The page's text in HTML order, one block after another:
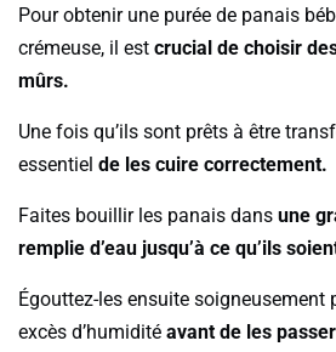
Pour obtenir une purée de panais
crémeuse, il est crucial de choisir
mûrs.
Une fois qu’ils sont prêts à être
essentiel de les cuire correctement.
Faites bouillir les panais dans une
remplie d’eau jusqu’à ce qu’ils
Égouttez-les ensuite soigneusement
excès d’humidité avant de les